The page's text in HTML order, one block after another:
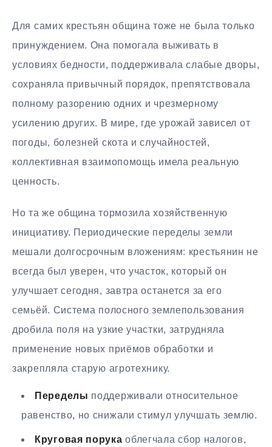
Для самих крестьян община тоже не была только
принуждением. Она помогала выживать в
условиях бедности, поддерживала слабые дворы,
сохраняла привычный порядок, препятствовала
полному разорению одних и чрезмерному
усилению других. В мире, где урожай зависел от
погоды, болезней скота и случайностей,
коллективная взаимопомощь имела реальную
ценность.
Но та же община тормозила хозяйственную
инициативу. Периодические переделы земли
мешали долгосрочным вложениям: крестьянин не
всегда был уверен, что участок, который он
улучшает сегодня, завтра останется за его
семьёй. Система полосного землепользования
дробила поля на узкие участки, затрудняла
применение новых приёмов обработки и
закрепляла старую агротехнику.
Переделы поддерживали относительное
равенство, но снижали стимул улучшать землю.
Круговая порука облегчала сбор налогов,